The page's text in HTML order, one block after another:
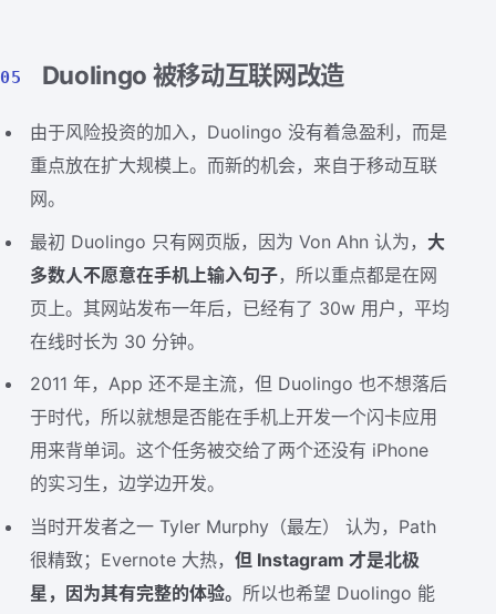
05 Duolingo 被移动互联网改造
由于风险投资的加入，Duolingo 没有着急盈利，而是
重点放在扩大规模上。而新的机会，来自于移动互联
网。
最初 Duolingo 只有网页版，因为 Von Ahn 认为， 大
多数人不愿意在手机上输入句子，所以重点都是在网
页上。其网站发布一年后，已经有了 30w 用户，平均
在线时长为 30 分钟。
2011 年，App 还不是主流，但 Duolingo 也不想落后
于时代，所以就想是否能在手机上开发一个闪卡应用
用来背单词。这个任务被交给了两个还没有 iPhone
的实习生，边学边开发。
当时开发者之一 Tyler Murphy（最左） 认为，Path
很精致；Evernote 大热，但 Instagram 才是北极
星，因为其有完整的体验。 所以也希望 Duolingo 能